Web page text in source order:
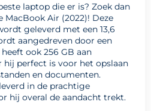
laptop die er is? Zoek dan
MacBook Air (2022)! Deze
geleverd met een 13,6
aangedreven door een
ook 256 GB aan
perfect is voor het opslaan
en documenten.
in de prachtige
hij overal de aandacht trekt.